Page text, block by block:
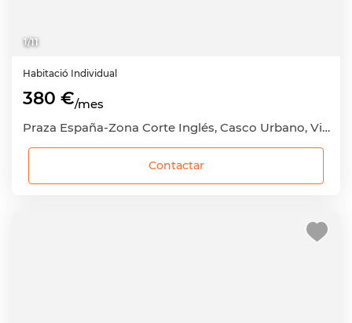
1/11
Habitació Individual
380 €/mes
Praza España-Zona Corte Inglés, Casco Urbano, Vigo, Pontevedra
Contactar